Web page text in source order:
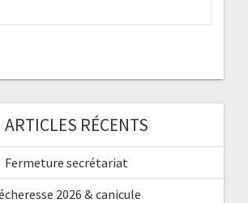
ARTICLES RÉCENTS
Fermeture secrétariat
2026 & canicule